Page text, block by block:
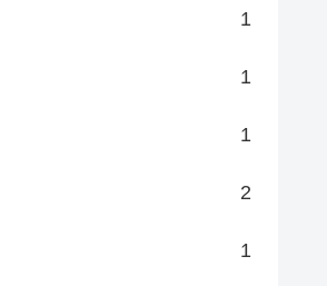
1
1
1
2
1